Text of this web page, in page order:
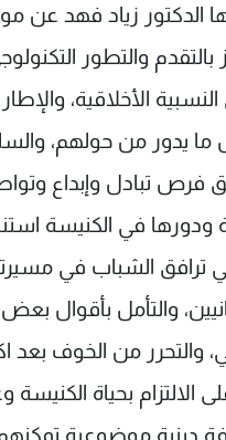
الدكتور زياد فهد عن
والتطور
الأخلاقية،
يدور من حولهم،
فرص تبادل وإبداع
في الكنيسة
ترافق الشباب في
والتأمل بأقوال بعض
من الخوف بعد
الالتزام بحياة الكنيسة